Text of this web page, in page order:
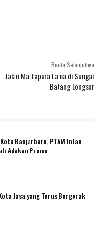
Berita Selanjutnya
Jalan Martapura Lama di Sungai
Batang Longsor
Banjarbaru, PTAM Intan
Adakan Promo
Jasa yang Terus Bergerak